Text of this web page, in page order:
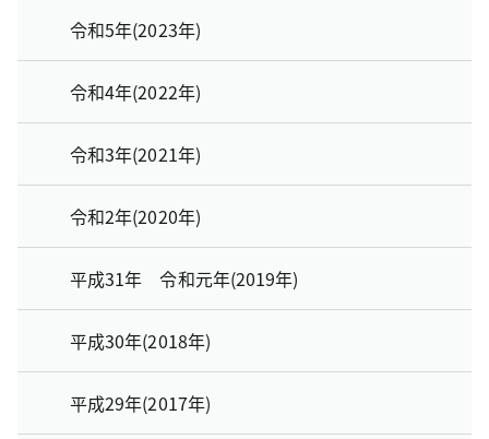
令和5年(2023年)
令和4年(2022年)
令和3年(2021年)
令和2年(2020年)
平成31年 令和元年(2019年)
平成30年(2018年)
平成29年(2017年)